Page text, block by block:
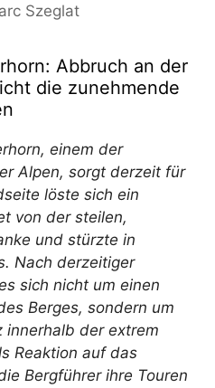
Szeglat
Abbruch an der
die zunehmende
einem der
Alpen, sorgt derzeit für
löste sich ein
von der steilen,
und stürzte in
Nach derzeitiger
sich nicht um einen
Berges, sondern um
innerhalb der extrem
Reaktion auf das
Bergführer ihre Touren